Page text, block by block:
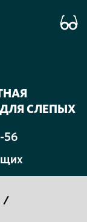
СЛЕПЫХ
56
/